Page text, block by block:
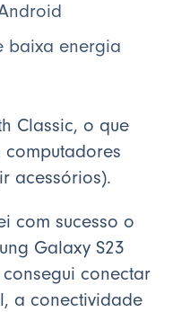
baixa energia
Classic, o que
acessórios).
com sucesso o
Galaxy S23
conectar
a conectividade